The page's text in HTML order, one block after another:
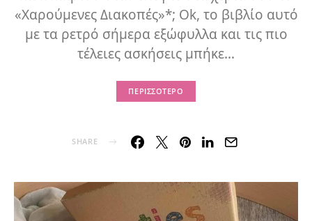
«Χαρούμενες Διακοπές»*; Ok, το βιβλίο αυτό
με τα ρετρό σήμερα εξώφυλλα και τις πιο
τέλειες ασκήσεις μπήκε…
ΠΕΡΙΣΣΌΤΕΡΟ
SHARE